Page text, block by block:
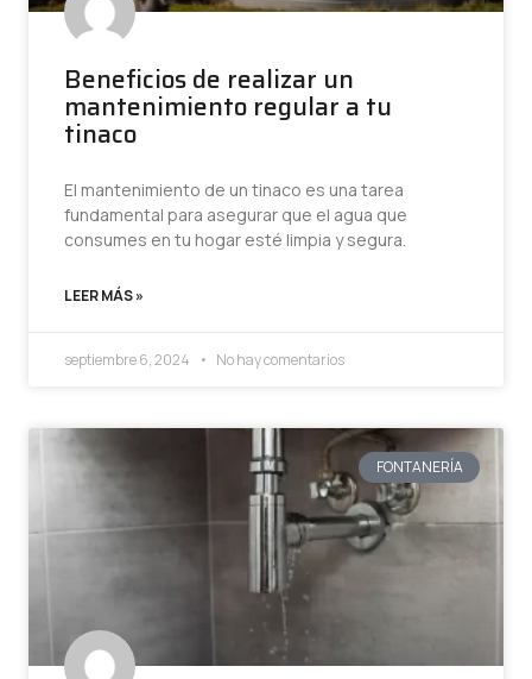
Beneficios de realizar un
mantenimiento regular a tu
tinaco
El mantenimiento de un tinaco es una tarea
fundamental para asegurar que el agua que
consumes en tu hogar esté limpia y segura.
LEER MÁS »
septiembre 6, 2024 No hay comentarios
FONTANERÍA